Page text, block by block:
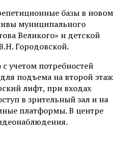
базы в новом
муниципального
Великого» и детской
Городовской.
учетом потребностей
подъема на второй этаж
лифт, при входах
в зрительный зал и на
платформы. В центре